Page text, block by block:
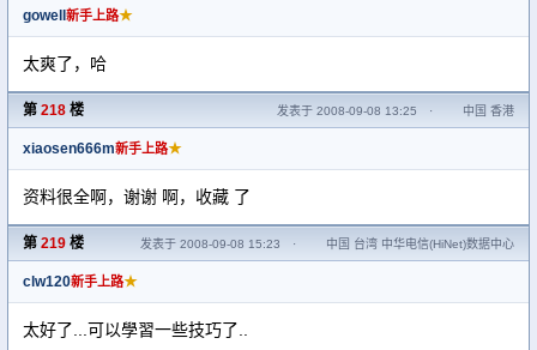
gowell 新手上路★
太爽了，哈
第 218 楼 发表于 2008-09-08 13:25 · 中国 香港
xiaosen666m新手上路★
资料很全啊，谢谢 啊，收藏 了
第 219 楼 发表于 2008-09-08 15:23 · 中国 台湾 中华电信(HiNet)数据中心
clw120新手上路★
太好了...可以學習一些技巧了..